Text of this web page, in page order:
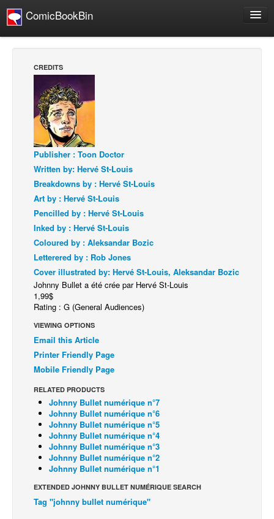
ComicBookBin
Contact
People
About Us
Advanced Search
CREDITS
Publisher : Toon Doctor
Written by: Hervé St-Louis
Breakdowns by : Hervé St-Louis
Art by : Hervé St-Louis
Pencilled by : Hervé St-Louis
Inked by : Hervé St-Louis
Coloured by : Aleksandar Bozic
Letterered by : Rob Jones
Cover illustrated by: Hervé St-Louis, Aleksandar Bozic
Johnny Bullet a été crée par Hervé St-Louis
1,99$
Rating : G (General Audiences)
VIEWING OPTIONS
Email this Article
Printer Friendly Page
Mobile Friendly Page
RELATED PRODUCTS
Johnny Bullet numérique n°7
Johnny Bullet numérique n°6
Johnny Bullet numérique n°5
Johnny Bullet numérique n°4
Johnny Bullet numérique n°3
Johnny Bullet numérique n°2
Johnny Bullet numérique n°1
EXTENDED JOHNNY BULLET NUMÉRIQUE SEARCH
Tag "johnny bullet numérique"